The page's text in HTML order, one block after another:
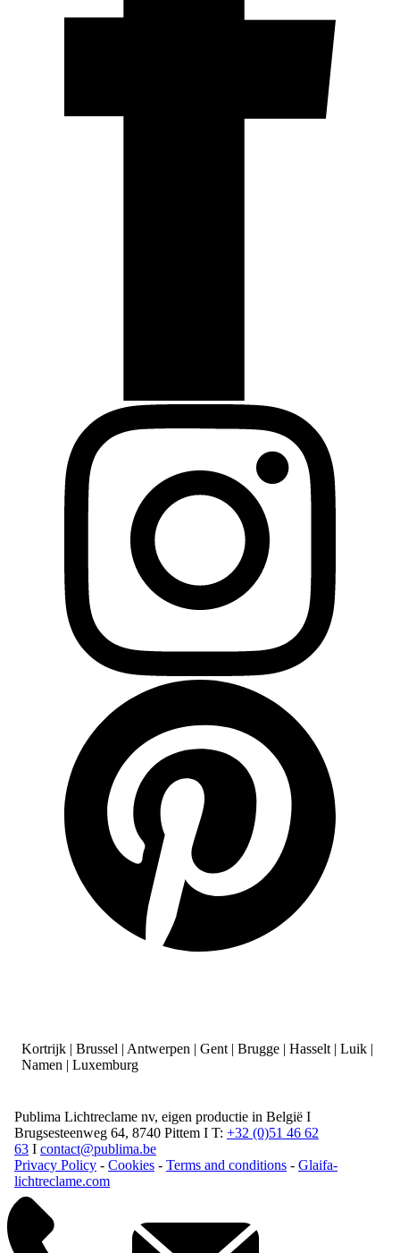
Kortrijk | Brussel | Antwerpen | Gent | Brugge | Hasselt | Luik |
Namen | Luxemburg
Publima Lichtreclame nv, eigen productie in België I
Brugsesteenweg 64, 8740 Pittem I T: +32 (0)51 46 62
63 I contact@publima.be
Privacy Policy - Cookies - Terms and conditions - Glaifa-
lichtreclame.com